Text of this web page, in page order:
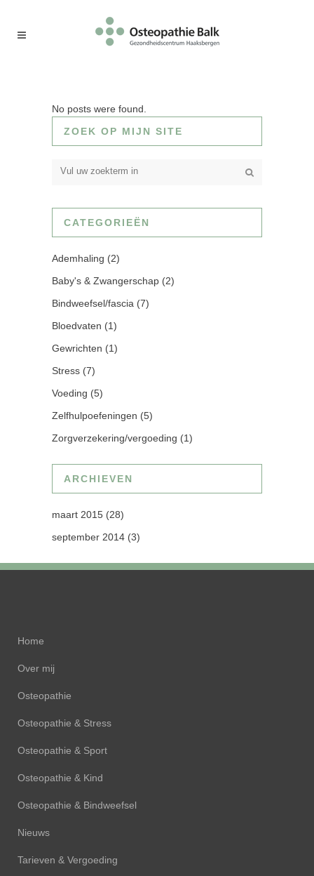
No posts were found.
ZOEK OP MIJN SITE
CATEGORIEËN
Ademhaling (2)
Baby's & Zwangerschap (2)
Bindweefsel/fascia (7)
Bloedvaten (1)
Gewrichten (1)
Stress (7)
Voeding (5)
Zelfhulpoefeningen (5)
Zorgverzekering/vergoeding (1)
ARCHIEVEN
maart 2015 (28)
september 2014 (3)
Home
Over mij
Osteopathie
Osteopathie & Stress
Osteopathie & Sport
Osteopathie & Kind
Osteopathie & Bindweefsel
Nieuws
Tarieven & Vergoeding